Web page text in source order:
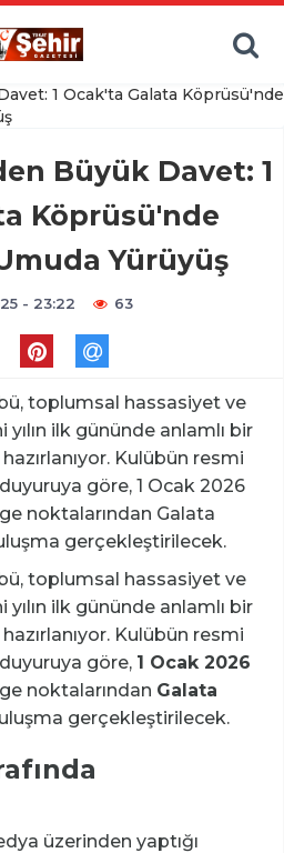
Büyük Davet: 1
Köprüsü'nde
Yürüyüş
- 23:22 63
toplumsal hassasiyet ve
yılın ilk gününde anlamlı bir
Kulübün resmi
göre, 1 Ocak 2026
noktalarından Galata
gerçekleştirilecek.
toplumsal hassasiyet ve
yılın ilk gününde anlamlı bir
Kulübün resmi
göre, 1 Ocak 2026
noktalarından Galata
gerçekleştirilecek.
üzerinden yaptığı